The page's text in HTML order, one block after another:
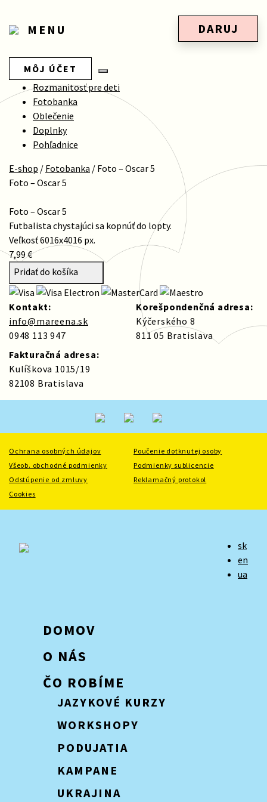
MENU DARUJ
MÔJ ÚČET
Rozmanitosť pre deti
Fotobanka
Oblečenie
Doplnky
Pohľadnice
E-shop / Fotobanka / Foto – Oscar 5
Foto – Oscar 5
Foto – Oscar 5
Futbalista chystajúci sa kopnúť do lopty.
Veľkosť 6016x4016 px.
7,99 €
Pridať do košíka
Kontakt:
info@mareena.sk
0948 113 947
Korešpondenčná adresa:
Kýčerského 8
811 05 Bratislava
Fakturačná adresa:
Kulíškova 1015/19
82108 Bratislava
Ochrana osobných údajov
Poučenie dotknutej osoby
Všeob. obchodné podmienky
Podmienky sublicencie
Odstúpenie od zmluvy
Reklamačný protokol
Cookies
sk
en
ua
DOMOV
O NÁS
ČO ROBÍME
JAZYKOVÉ KURZY
WORKSHOPY
PODUJATIA
KAMPANE
UKRAJINA